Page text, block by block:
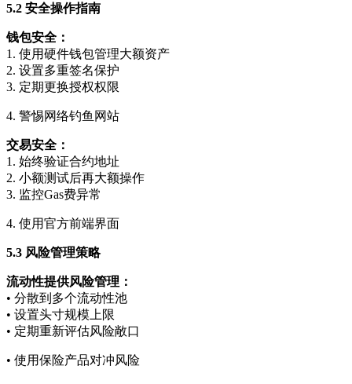
5.2 安全操作指南
钱包安全：
1. 使用硬件钱包管理大额资产
2. 设置多重签名保护
3. 定期更换授权权限
4. 警惕网络钓鱼网站
交易安全：
1. 始终验证合约地址
2. 小额测试后再大额操作
3. 监控Gas费异常
4. 使用官方前端界面
5.3 风险管理策略
流动性提供风险管理：
• 分散到多个流动性池
• 设置头寸规模上限
• 定期重新评估风险敞口
• 使用保险产品对冲风险